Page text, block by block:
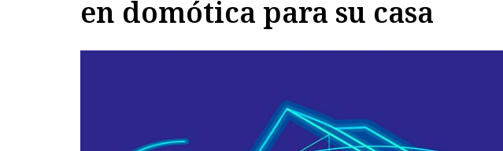
en domótica para su casa